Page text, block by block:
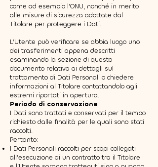
come ad esempio l’ONU, nonché in merito
alle misure di sicurezza adottate dal
Titolare per proteggere i Dati.
L’Utente può verificare se abbia luogo uno
dei trasferimenti appena descritti
esaminando la sezione di questo
documento relativa ai dettagli sul
trattamento di Dati Personali o chiedere
informazioni al Titolare contattandolo agli
estremi riportati in apertura.
Periodo di conservazione
I Dati sono trattati e conservati per il tempo
richiesto dalle finalità per le quali sono stati
raccolti.
Pertanto:
I Dati Personali raccolti per scopi collegati
all’esecuzione di un contratto tra il Titolare